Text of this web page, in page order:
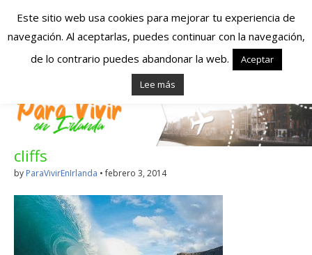
Españoles en
Irlanda – Vivir en
Irlanda – Trabajo
en Irlanda –
Alojamiento en
Irlanda
cliffs
by ParaVivirEnIrlanda •febrero 3, 2014
Este sitio web usa cookies para mejorar tu experiencia de
navegación. Al aceptarlas, puedes continuar con la navegación,
de lo contrario puedes abandonar la web.
Aceptar
Lee más